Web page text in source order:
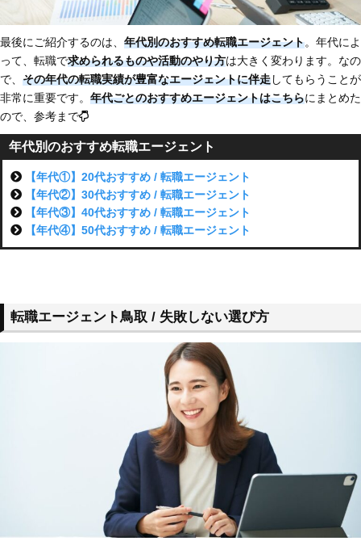
最後にご紹介するのは、 年代別のおすすめ転職エージェント。年代によ
って、転職で求められるものや活動のやり方は大きく変わります。なの
で、 その年代の転職実績が豊富なエージェントに伴走してもらうことが
非常に重要です。 年代ごとのおすすめエージェントはこちらにまとめた
ので、参考まで
年代別のおすすめ転職エージェント
【年代①】20代おすすめ / 転職エージェント
【年代②】30代おすすめ / 転職エージェント
【年代③】40代おすすめ / 転職エージェント
【年代④】50代おすすめ / 転職エージェント
転職エージェント鳥取 / 失敗しない選び方